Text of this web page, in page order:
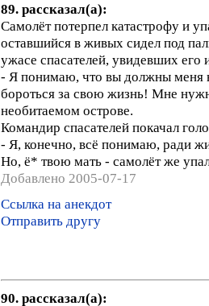
89. рассказал(а):
Самолёт потерпел катастрофу и
оставшийся в живых сидел под
ужасе спасателей, увидевших его
- Я понимаю, что вы должны меня
бороться за свою жизнь! Мне
необитаемом острове.
Командир спасателей покачал
- Я, конечно, всё понимаю, ради
Но, ё* твою мать - самолёт же
Добавлено 2005-07-17
Ссылка на анекдот
Отправить другу
90. рассказал(а):